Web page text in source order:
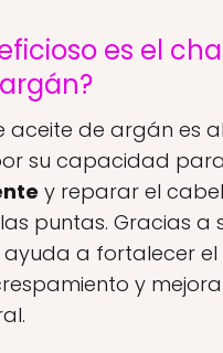
es el
aceite de argán es
su capacidad para
y reparar el
puntas. Gracias a
ayuda a fortalecer
y